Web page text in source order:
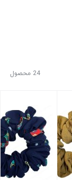
24 محصول